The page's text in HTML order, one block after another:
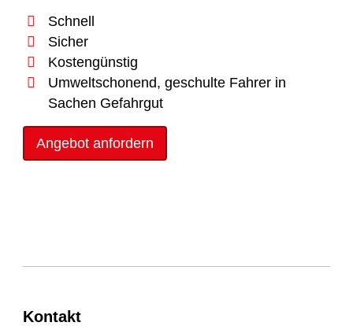
Schnell
Sicher
Kostengünstig
Umweltschonend, geschulte Fahrer in
Sachen Gefahrgut
Angebot anfordern
Kontakt